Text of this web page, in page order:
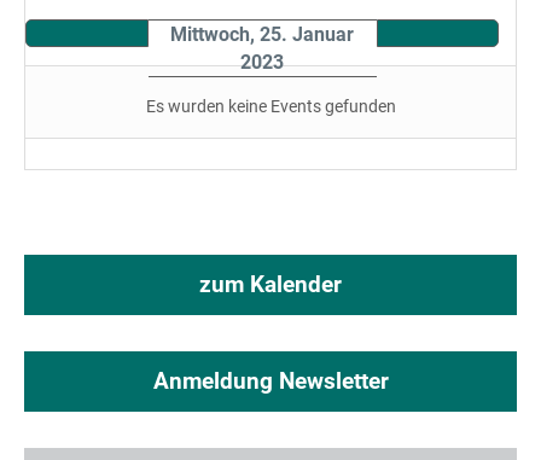
Mittwoch, 25. Januar
2023
Es wurden keine Events gefunden
zum Kalender
Anmeldung Newsletter